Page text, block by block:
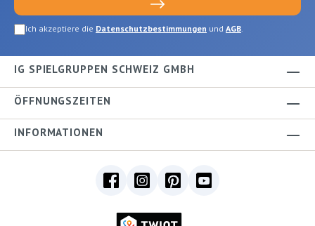
Ich akzeptiere die Datenschutzbestimmungen und AGB.
IG SPIELGRUPPEN SCHWEIZ GMBH
ÖFFNUNGSZEITEN
INFORMATIONEN